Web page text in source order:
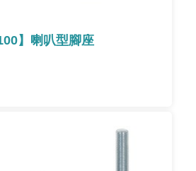
】喇叭型腳座